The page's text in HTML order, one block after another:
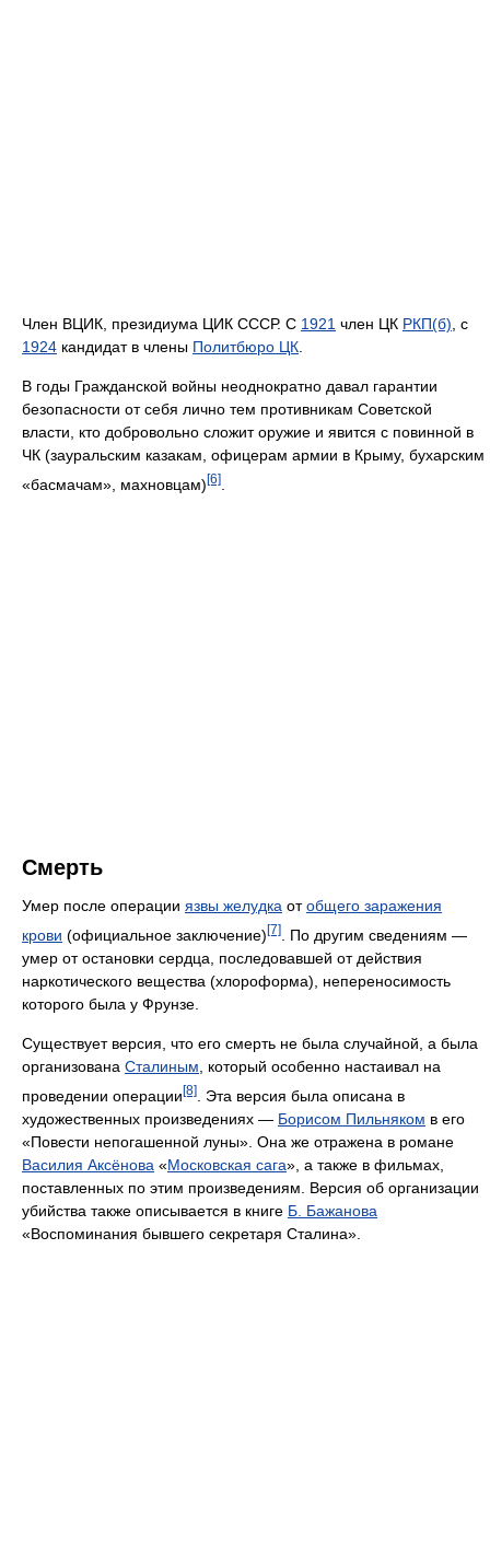
Член ВЦИК, президиума ЦИК СССР. С 1921 член ЦК РКП(б) , с
1924 кандидат в члены Политбюро ЦК
В годы Гражданской войны неоднократно давал гарантии
безопасности от себя лично тем противникам Советской
власти, кто добровольно сложит оружие и явится с повинной в
ЧК (зауральским казакам, офицерам армии в Крыму, бухарским
«басмачам», махновцам)[6]
Смерть
Умер после операции язвы желудка отобщего заражения
крови (официальное заключение) [7]
. По другим сведениям —
умер от остановки сердца, последовавшей от действия
наркотического вещества (хлороформа), непереносимость
которого была у Фрунзе.
Существует версия, что его смерть не была случайной, а была
организована Сталиным , который особенно настаивал на
проведении операции[8]
. Эта версия была описана в
художественных произведениях — Борисом Пильняком в его
«Повести непогашенной луны». Она же отражена в романе
Василия Аксёнова «Московская сага», а также в фильмах,
поставленных по этим произведениям. Версия об организации
убийства также описывается в книге Б. Бажанова
«Воспоминания бывшего секретаря Сталина».